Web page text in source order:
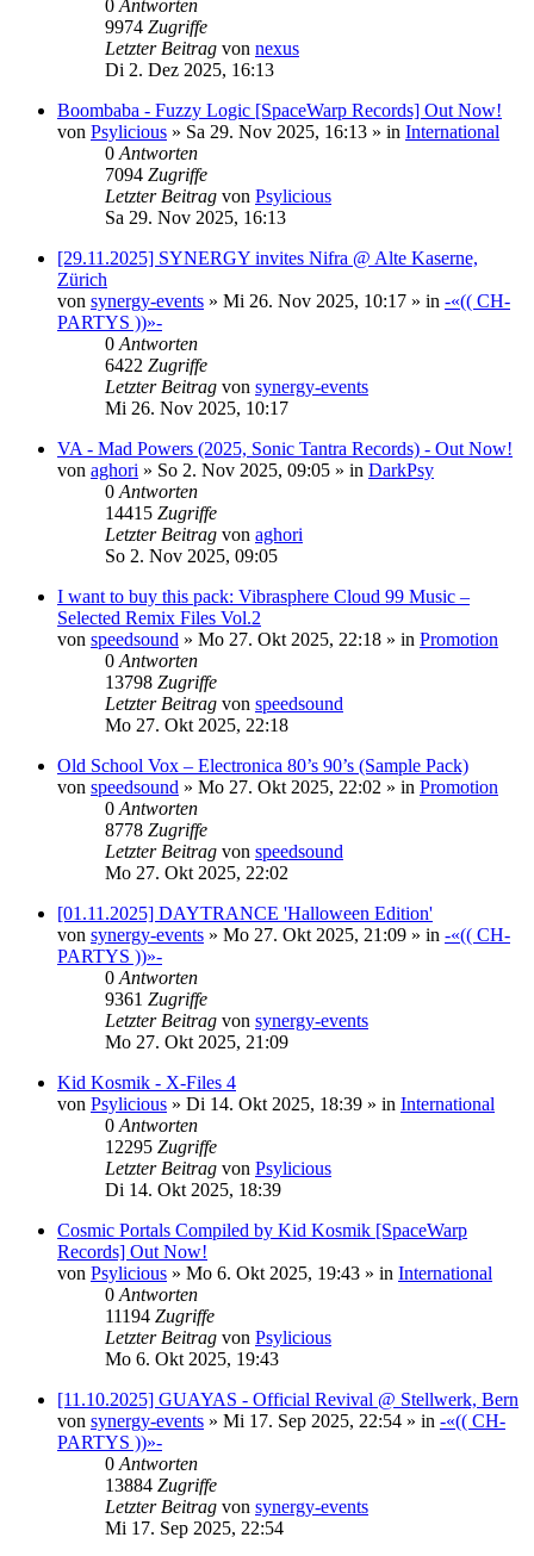
0 Antworten
9974 Zugriffe
Letzter Beitrag von nexus
Di 2. Dez 2025, 16:13
Boombaba - Fuzzy Logic [SpaceWarp Records] Out Now!
von Psylicious » Sa 29. Nov 2025, 16:13 » in International
0 Antworten
7094 Zugriffe
Letzter Beitrag von Psylicious
Sa 29. Nov 2025, 16:13
[29.11.2025] SYNERGY invites Nifra @ Alte Kaserne,
Zürich
von synergy-events » Mi 26. Nov 2025, 10:17 » in -«(( CH-
PARTYS ))»-
0 Antworten
6422 Zugriffe
Letzter Beitrag von synergy-events
Mi 26. Nov 2025, 10:17
VA - Mad Powers (2025, Sonic Tantra Records) - Out Now!
von aghori » So 2. Nov 2025, 09:05 » in DarkPsy
0 Antworten
14415 Zugriffe
Letzter Beitrag von aghori
So 2. Nov 2025, 09:05
I want to buy this pack: Vibrasphere Cloud 99 Music –
Selected Remix Files Vol.2
von speedsound » Mo 27. Okt 2025, 22:18 » in Promotion
0 Antworten
13798 Zugriffe
Letzter Beitrag von speedsound
Mo 27. Okt 2025, 22:18
Old School Vox – Electronica 80’s 90’s (Sample Pack)
von speedsound » Mo 27. Okt 2025, 22:02 » in Promotion
0 Antworten
8778 Zugriffe
Letzter Beitrag von speedsound
Mo 27. Okt 2025, 22:02
[01.11.2025] DAYTRANCE 'Halloween Edition'
von synergy-events » Mo 27. Okt 2025, 21:09 » in -«(( CH-
PARTYS ))»-
0 Antworten
9361 Zugriffe
Letzter Beitrag von synergy-events
Mo 27. Okt 2025, 21:09
Kid Kosmik - X-Files 4
von Psylicious » Di 14. Okt 2025, 18:39 » in International
0 Antworten
12295 Zugriffe
Letzter Beitrag von Psylicious
Di 14. Okt 2025, 18:39
Cosmic Portals Compiled by Kid Kosmik [SpaceWarp
Records] Out Now!
von Psylicious » Mo 6. Okt 2025, 19:43 » in International
0 Antworten
11194 Zugriffe
Letzter Beitrag von Psylicious
Mo 6. Okt 2025, 19:43
[11.10.2025] GUAYAS - Official Revival @ Stellwerk, Bern
von synergy-events » Mi 17. Sep 2025, 22:54 » in -«(( CH-
PARTYS ))»-
0 Antworten
13884 Zugriffe
Letzter Beitrag von synergy-events
Mi 17. Sep 2025, 22:54